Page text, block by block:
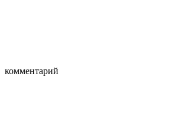
комментарий